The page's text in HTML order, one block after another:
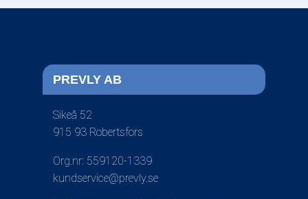
PREVLY AB
Sikeå 52
915 93 Robertsfors
Org.nr: 559120-1339
kundservice@prevly.se